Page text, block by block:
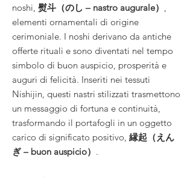
noshi, 熨斗（のし – nastro augurale） ,
elementi ornamentali di origine
cerimoniale. I noshi derivano da antiche
offerte rituali e sono diventati nel tempo
simbolo di buon auspicio, prosperità e
auguri di felicità. Inseriti nei tessuti
Nishijin, questi nastri stilizzati trasmettono
un messaggio di fortuna e continuità,
trasformando il portafogli in un oggetto
carico di significato positivo, 縁起（えん
ぎ – buon auspicio） .